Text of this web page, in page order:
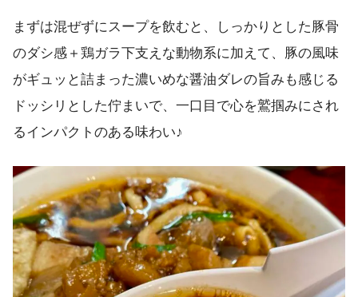
まずは混ぜずにスープを飲むと、しっかりとした豚骨
のダシ感＋鶏ガラ下支えな動物系に加えて、豚の風味
がギュッと詰まった濃いめな醤油ダレの旨みも感じる
ドッシリとした佇まいで、一口目で心を鷲掴みにされ
るインパクトのある味わい♪